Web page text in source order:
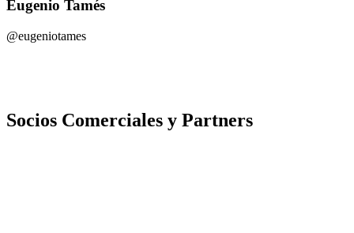
Eugenio Tamés
@eugeniotames
Socios Comerciales y Partners